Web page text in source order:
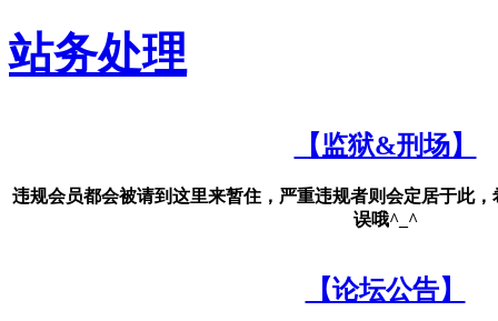
站务处理
【监狱&刑场】
违规会员都会被请到这里来暂住，严重违规者则会定居于此
误哦^_^
【论坛公告】